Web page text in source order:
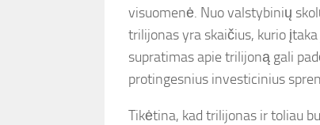
visuomenė. Nuo valstybinių
trilijonas yra skaičius, kurio
supratimas apie trilijoną gali
protingesnius investicinius
Tikėtina, kad trilijonas ir toliau